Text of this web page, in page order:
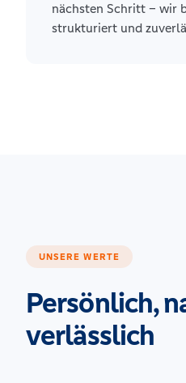
nächsten Schritt – wir
strukturiert und
UNSERE WERTE
Persönlich,
verlässlich